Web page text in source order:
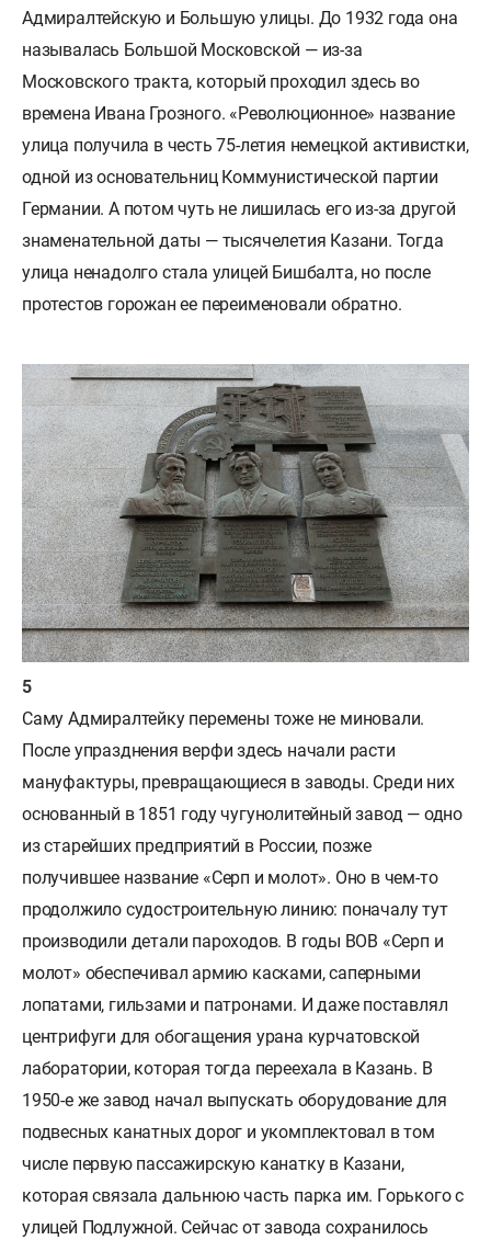
Адмиралтейскую и Большую улицы. До 1932 года она
называлась Большой Московской — из-за
Московского тракта, который проходил здесь во
времена Ивана Грозного. «Революционное» название
улица получила в честь 75-летия немецкой активистки,
одной из основательниц Коммунистической партии
Германии. А потом чуть не лишилась его из-за другой
знаменательной даты — тысячелетия Казани. Тогда
улица ненадолго стала улицей Бишбалта, но после
протестов горожан ее переименовали обратно.
Саму Адмиралтейку перемены тоже не миновали.
После упразднения верфи здесь начали расти
мануфактуры, превращающиеся в заводы. Среди них
основанный в 1851 году чугунолитейный завод — одно
из старейших предприятий в России, позже
получившее название «Серп и молот». Оно в чем-то
продолжило судостроительную линию: поначалу тут
производили детали пароходов. В годы ВОВ «Серп и
молот» обеспечивал армию касками, саперными
лопатами, гильзами и патронами. И даже поставлял
центрифуги для обогащения урана курчатовской
лаборатории, которая тогда переехала в Казань. В
1950-е же завод начал выпускать оборудование для
подвесных канатных дорог и укомплектовал в том
числе первую пассажирскую канатку в Казани,
которая связала дальнюю часть парка им. Горького с
улицей Подлужной. Сейчас от завода сохранилось